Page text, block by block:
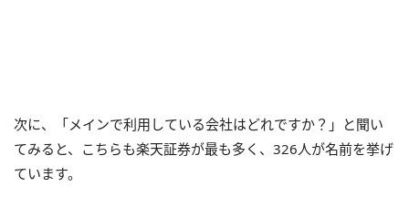
次に、「メインで利用している会社はどれですか？」と聞い
てみると、こちらも楽天証券が最も多く、326人が名前を挙げ
ています。